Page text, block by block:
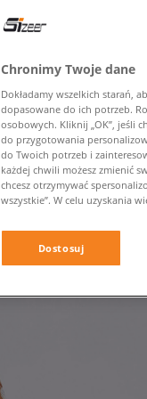
Chronimy Twoje dane
Dokładamy wszelkich starań,
dopasowane do ich potrzeb.
osobowych. Kliknij „OK”, jeśli
do przygotowania
do Twoich potrzeb i
każdej chwili możesz zmienić
chcesz otrzymywać
wszystkie”. W celu uzyskania
Dostosuj